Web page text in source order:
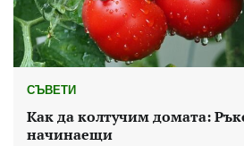
СЪВЕТИ
Как да колтучим домата:
начинаещи